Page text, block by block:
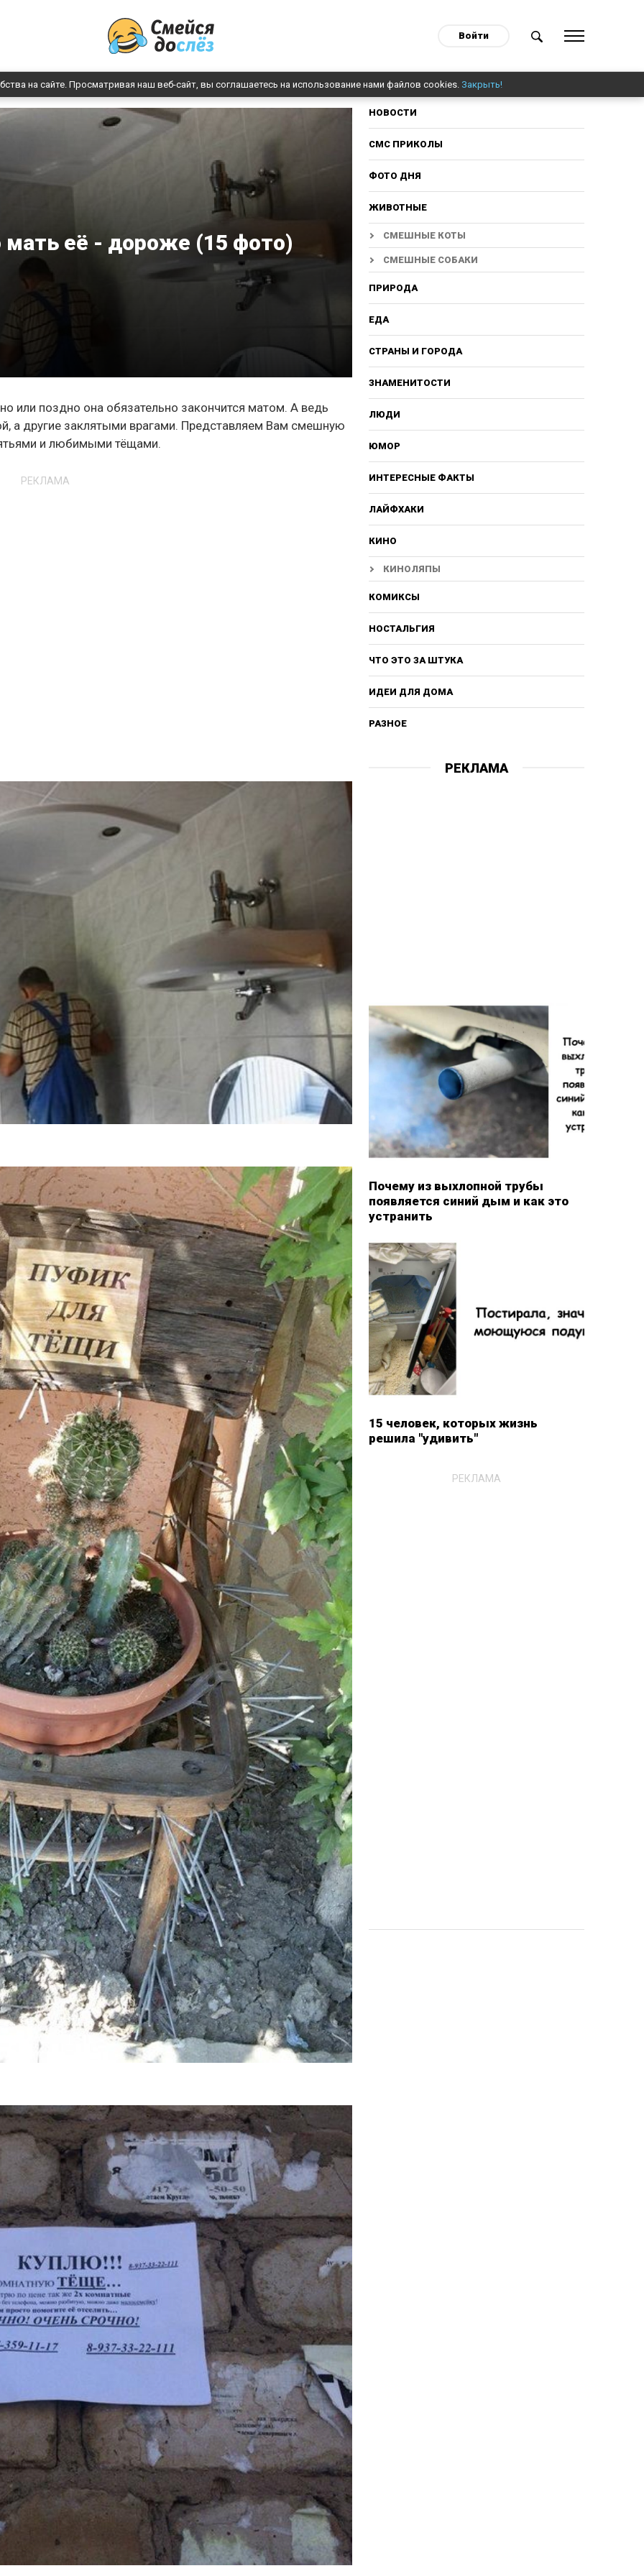
Войти
на сайте. Просматривая наш веб-сайт, вы соглашаетесь на использование нами файлов cookies. Закрыть!
её - дороже (15 фото)
или поздно она обязательно закончится матом. А ведь
а другие заклятыми врагами. Представляем Вам смешную
и любимыми тёщами.
РЕКЛАМА
НОВОСТИ
СМС ПРИКОЛЫ
ФОТО ДНЯ
ЖИВОТНЫЕ
СМЕШНЫЕ КОТЫ
СМЕШНЫЕ СОБАКИ
ПРИРОДА
ЕДА
СТРАНЫ И ГОРОДА
ЗНАМЕНИТОСТИ
ЛЮДИ
ЮМОР
ИНТЕРЕСНЫЕ ФАКТЫ
ЛАЙФХАКИ
КИНО
КИНОЛЯПЫ
КОМИКСЫ
НОСТАЛЬГИЯ
ЧТО ЭТО ЗА ШТУКА
ИДЕИ ДЛЯ ДОМА
РАЗНОЕ
РЕКЛАМА
Почему из выхлопной трубы
появляется синий дым и как это
устранить
15 человек, которых жизнь
решила "удивить"
РЕКЛАМА